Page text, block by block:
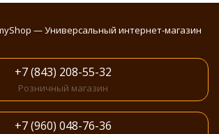
— Универсальный интернет-магазин
+7 (843) 208-55-32
Розничный магазин
+7 (960) 048-76-36